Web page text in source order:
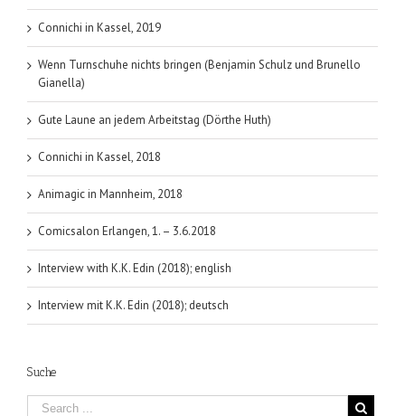
Connichi in Kassel, 2019
Wenn Turnschuhe nichts bringen (Benjamin Schulz und Brunello
Gianella)
Gute Laune an jedem Arbeitstag (Dörthe Huth)
Connichi in Kassel, 2018
Animagic in Mannheim, 2018
Comicsalon Erlangen, 1. – 3.6.2018
Interview with K.K. Edin (2018); english
Interview mit K.K. Edin (2018); deutsch
Suche